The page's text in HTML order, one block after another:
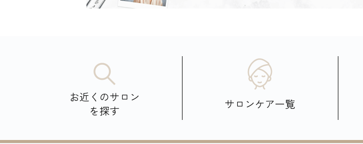
お近くのサロン
を探す
サロンケア一覧